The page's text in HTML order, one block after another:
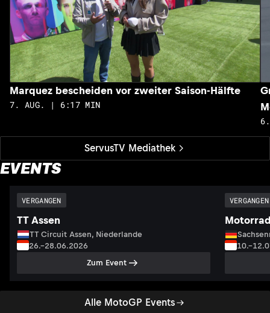
ServusTV Mediathek
Marquez bescheiden vor zweiter Saison-Hälfte
7. AUG. | 6:17 MIN
EVENTS
Alle MotoGP Events
VERGANGEN
TT Assen
TT Circuit Assen, Niederlande
26.–28.06.2026
Zum Event
VERGANGEN